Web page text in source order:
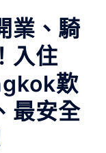
業、騎
入住
歎
最安全